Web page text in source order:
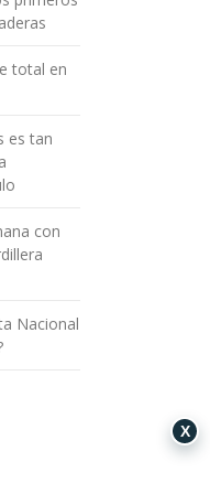
total en
es tan
con
Nacional
X